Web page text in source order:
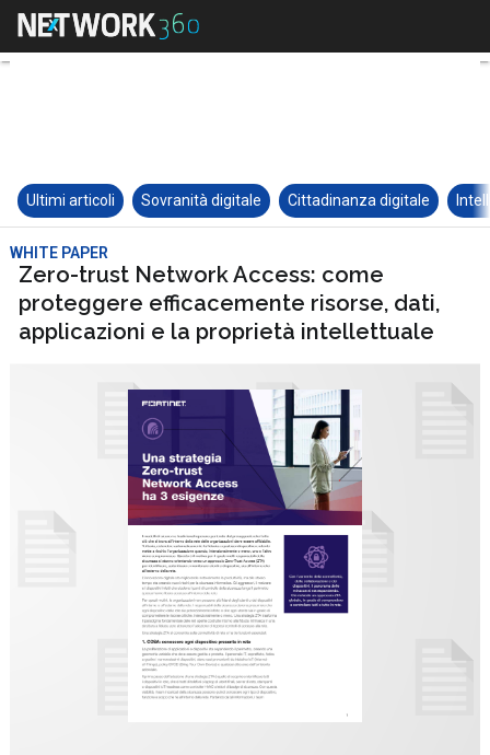
Ultimi articoli Sovranità digitale Cittadinanza digitale
WHITE PAPER
Zero-trust Network Access: come
proteggere efficacemente risorse, dati,
applicazioni e la proprietà intellettuale